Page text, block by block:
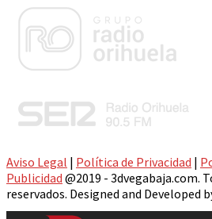
Aviso Legal | Política de Privacidad |
Publicidad @2019 - 3dvegabaja.com.
reservados. Designed and Developed